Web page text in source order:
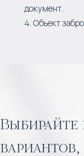
документ.
4. Объект
Выбирайте
вариантов,